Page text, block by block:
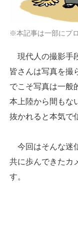
※本記事は一部にプ
現代人の撮影手
皆さんは写真を撮
でこそ写真は一般
本上陸から間もな
抜かれると本気で
今回はそんな迷
共に歩んできたカ
す。